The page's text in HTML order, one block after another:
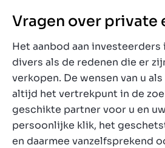
Vragen over private
Het aanbod aan investeerders
divers als de redenen die er
verkopen. De wensen van u
altijd het vertrekpunt in de
geschikte partner voor u en
persoonlijke klik, het
en daarmee vanzelfsprekend